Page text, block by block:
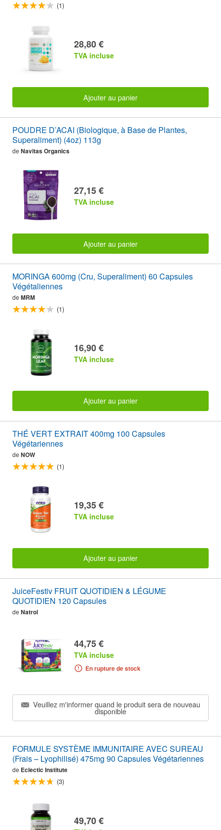
(1)
28,80 €
TVA incluse
Ajouter au panier
POUDRE D’ACAI (Biologique, à Base de Plantes,
Superaliment) (4oz) 113g
de Navitas Organics
27,15 €
TVA incluse
Ajouter au panier
MORINGA 600mg (Cru, Superaliment) 60 Capsules
Végétaliennes
de MRM
(1)
16,90 €
TVA incluse
Ajouter au panier
THÉ VERT EXTRAIT 400mg 100 Capsules
Végétariennes
de NOW
(1)
19,35 €
TVA incluse
Ajouter au panier
JuiceFestiv FRUIT QUOTIDIEN & LÉGUME
QUOTIDIEN 120 Capsules
de Natrol
44,75 €
TVA incluse
En rupture de stock
Veuillez m'informer quand le produit sera de nouveau
disponible
FORMULE SYSTÈME IMMUNITAIRE AVEC SUREAU
(Frais – Lyophilisé) 475mg 90 Capsules Végétariennes
de Eclectic Institute
(3)
49,70 €